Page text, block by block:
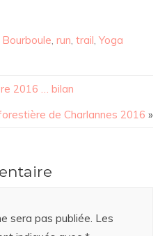
, run, trail, Yoga
2016 … bilan
de Charlannes 2016 »
sera pas publiée. Les